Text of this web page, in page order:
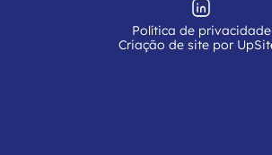
Política de privacidade
Criação de site por